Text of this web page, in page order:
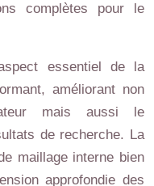
complètes pour le
essentiel de la
améliorant non
mais aussi le
de recherche. La
maillage interne bien
approfondie des